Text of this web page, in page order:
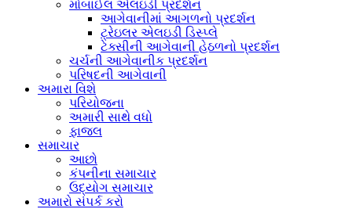
મોબાઈલ એલઇડી પ્રદર્શન
આગેવાનીમાં આગળનો પ્રદર્શન
ટ્રેઇલર એલઇડી ડિસ્પ્લે
ટેક્સીની આગેવાની હેઠળનો પ્રદર્શન
ચર્ચની આગેવાનીક પ્રદર્શન
પરિષદની આગેવાની
અમારા વિશે
પરિયોજના
અમારી સાથે વધો
ફાજલ
સમાચાર
આછો
કંપનીના સમાચાર
ઉદ્યોગ સમાચાર
અમારો સંપર્ક કરો